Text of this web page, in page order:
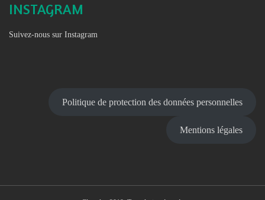
INSTAGRAM
Suivez-nous sur Instagram
Politique de protection des données personnelles
Mentions légales